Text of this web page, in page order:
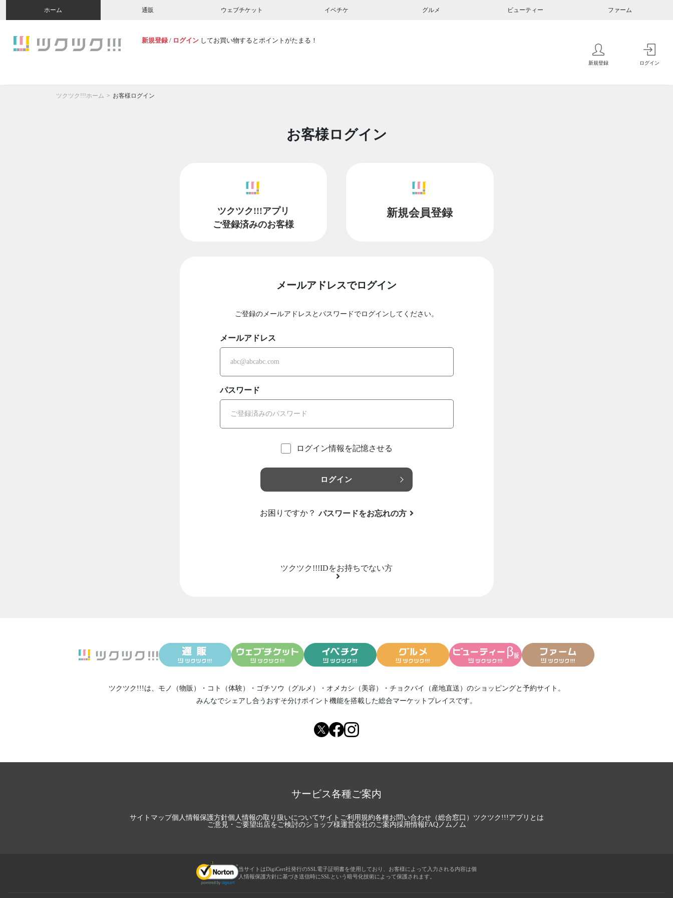
ホーム 通販 ウェブチケット イベチケ グルメ ビューティー ファーム
新規登録 / ログイン してお買い物するとポイントがたまる！
新規登録 ログイン
ツクツク!!!ホーム お客様ログイン
お客様ログイン
ツクツク!!!アプリ
ご登録済みのお客様
新規会員登録
メールアドレスでログイン
ご登録のメールアドレスとパスワードでログインしてください。
メールアドレス
パスワード
ログイン情報を記憶させる
ログイン
お困りですか？ パスワードをお忘れの方
ツクツク!!!IDをお持ちでない方
ツクツク!!!は、 モノ（物販） ・ コト（体験） ・ ゴチソウ（グルメ） ・ オメカシ（美容） ・ チョクバイ（産地直送） のショッピングと予約サイト。
みんなでシェアし合う おすそ分けポイント機能を搭載した総合マーケットプレイスです。
サービス各種ご案内
サイトマップ個人情報保護方針個人情報の取り扱いについてサイトご利用規約各種お問い合わせ（総合窓口） ツクツク!!!アプリとは
ご意見・ご要望出店をご検討のショップ様運営会社のご案内採用情報FAQノムノム
当サイトはDigiCert社発行のSSL電子証明書を使用しており、お客様によって入力される内容は個
人情報保護方針に基づき送信時にSSLという暗号化技術によって保護されます。